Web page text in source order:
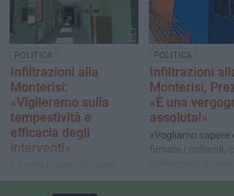
sportive
POLITICA
Infiltrazioni alla
Monterisi:
«Vigileremo sulla
tempestività e
efficacia degli
interventi»
assessori Roberta Rigante e
POLITICA
Infiltrazioni
Monterisi,
«È una
assoluta!»
«Vogliamo sapere
firmato i collaudi,
autorizzato la
ha deciso che